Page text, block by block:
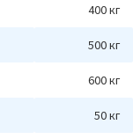
400 кг
500 кг
600 кг
50 кг